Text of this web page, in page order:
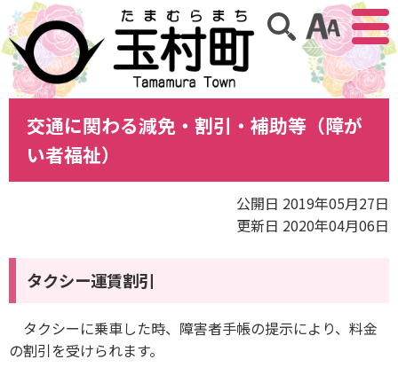
アクセ
サイト内検索
交通に関わる減免・割引・補助等（障が
い者福祉）
公開日 2019年05月27日
更新日 2020年04月06日
タクシー運賃割引
タクシーに乗車した時、障害者手帳の提示により、料金
の割引を受けられます。